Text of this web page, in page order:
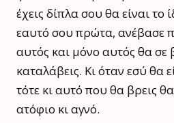
έχεις δίπλα σου θα είναι το
εαυτό σου πρώτα, ανέβασε
αυτός και μόνο αυτός θα σε
καταλάβεις. Κι όταν εσύ θα
τότε κι αυτό που θα βρεις
ατόφιο κι αγνό.